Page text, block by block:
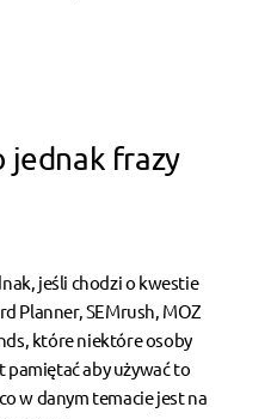
jednak frazy
jeśli chodzi o kwestie
Planner, SEMrush, MOZ
które niektóre osoby
aby używać to
w danym temacie jest na